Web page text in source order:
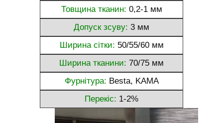
Товщина тканин: 0,2-1 мм
Допуск зсуву: 3 мм
Ширина сітки: 50/55/60 мм
Ширина тканини: 70/75 мм
Фурнітура: Besta, KAMA
Перекіс: 1-2%